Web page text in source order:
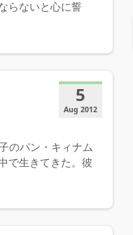
らないと心に誓
5
Aug 2012
のパン・キィナム
で生きてきた。彼